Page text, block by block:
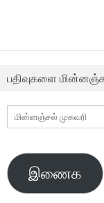
பதிவுகளை
மின்னஞ்சல்
முகவரி
இணைக